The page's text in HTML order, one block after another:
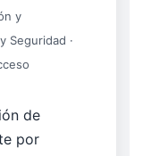
y
Seguridad ·